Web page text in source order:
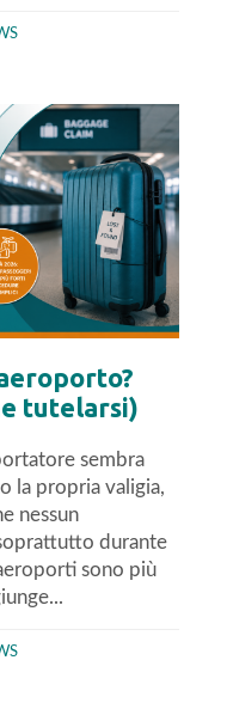
tutelarsi)
sembra
la propria valigia,
nessun
durante
sono più